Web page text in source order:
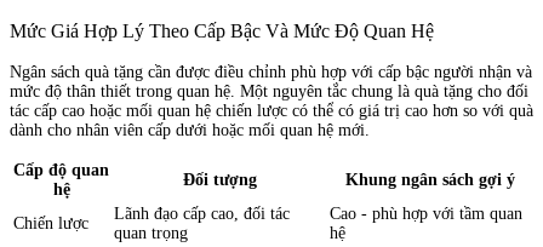
Mức Giá Hợp Lý Theo Cấp Bậc Và Mức Độ Quan Hệ
Ngân sách quà tặng cần được điều chỉnh phù hợp với cấp bậc người nhận và
mức độ thân thiết trong quan hệ. Một nguyên tắc chung là quà tặng cho đối
tác cấp cao hoặc mối quan hệ chiến lược có thể có giá trị cao hơn so với quà
dành cho nhân viên cấp dưới hoặc mối quan hệ mới.
Cấp độ quan
hệ
Đối tượng Khung ngân sách gợi ý
Chiến lược
Lãnh đạo cấp cao, đối tác
quan trọng
Cao - phù hợp với tầm quan
hệ